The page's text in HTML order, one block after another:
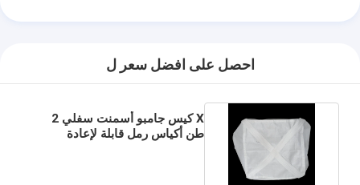
احصل على افضل سعر ل
X كيس جامبو أسمنت سفلي 2
طن أكياس رمل قابلة لإعادة